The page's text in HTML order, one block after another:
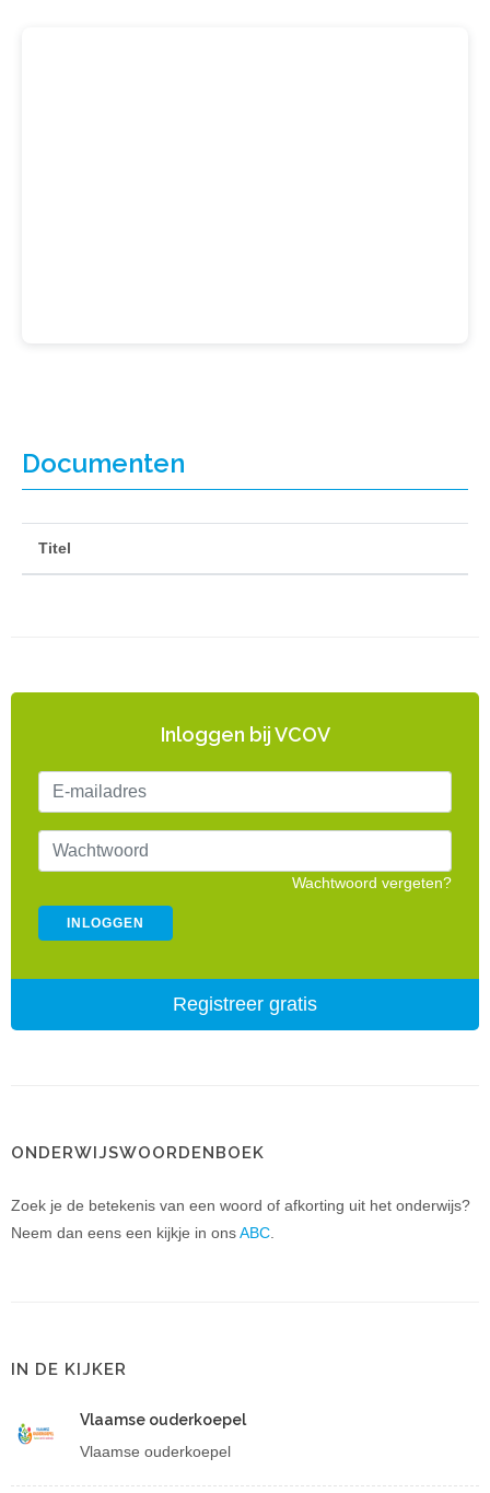
Documenten
Titel
Inloggen bij VCOV
Wachtwoord vergeten?
Registreer gratis
ONDERWIJSWOORDENBOEK
Zoek je de betekenis van een woord of afkorting uit het onderwijs?
Neem dan eens een kijkje in onsABC.
IN DE KIJKER
Vlaamse ouderkoepel
Vlaamse ouderkoepel